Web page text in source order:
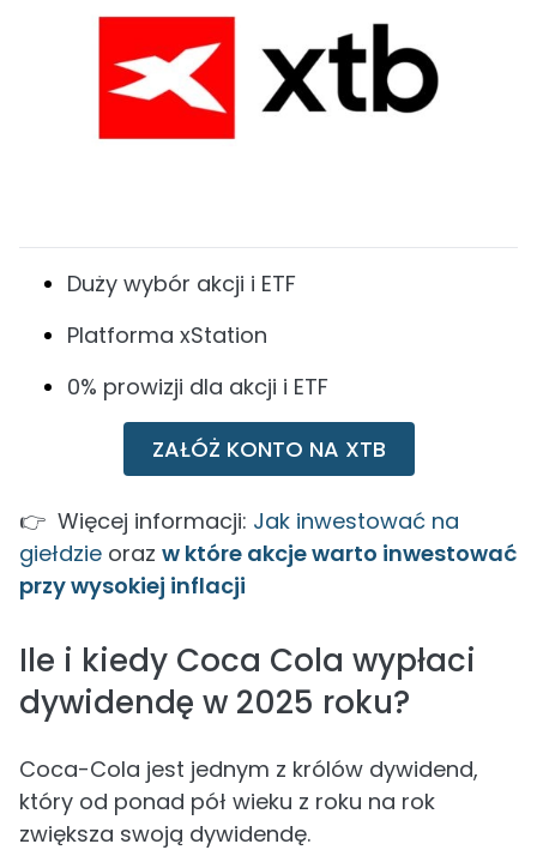
Duży wybór akcji i ETF
Platforma xStation
0% prowizji dla akcji i ETF
ZAŁÓŻ KONTO NA XTB
👉 Więcej informacji: Jak inwestować na
giełdzie oraz w które akcje warto inwestować
przy wysokiej inflacji
Ile i kiedy Coca Cola wypłaci
dywidendę w 2025 roku?
Coca-Cola jest jednym z królów dywidend,
który od ponad pół wieku z roku na rok
zwiększa swoją dywidendę.